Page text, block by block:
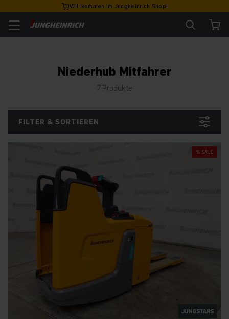
Willkommen im Jungheinrich Shop!
Niederhub Mitfahrer
7 Produkte
FILTER & SORTIEREN
% SALE